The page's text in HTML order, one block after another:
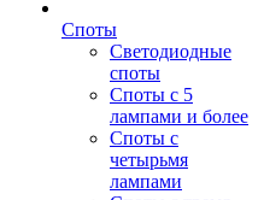
Споты
Светодиодные
споты
Споты с 5
лампами и более
Споты с
четырьмя
лампами